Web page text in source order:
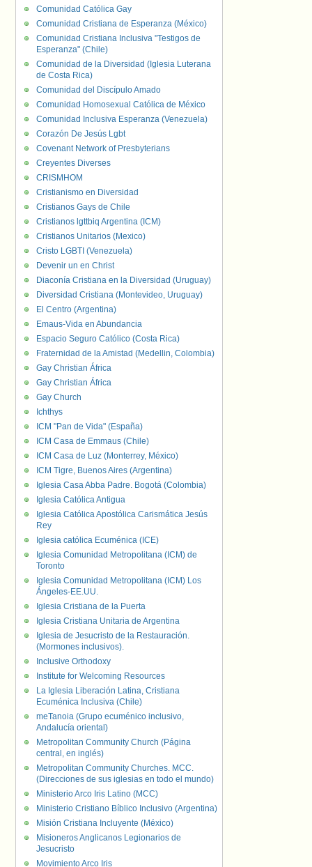
Comunidad Católica Gay
Comunidad Cristiana de Esperanza (México)
Comunidad Cristiana Inclusiva "Testigos de
Esperanza" (Chile)
Comunidad de la Diversidad (Iglesia Luterana
de Costa Rica)
Comunidad del Discípulo Amado
Comunidad Homosexual Católica de México
Comunidad Inclusiva Esperanza (Venezuela)
Corazón De Jesús Lgbt
Covenant Network of Presbyterians
Creyentes Diverses
CRISMHOM
Cristianismo en Diversidad
Cristianos Gays de Chile
Cristianos lgttbiq Argentina (ICM)
Cristianos Unitarios (Mexico)
Cristo LGBTI (Venezuela)
Devenir un en Christ
Diaconía Cristiana en la Diversidad (Uruguay)
Diversidad Cristiana (Montevideo, Uruguay)
El Centro (Argentina)
Emaus-Vida en Abundancia
Espacio Seguro Católico (Costa Rica)
Fraternidad de la Amistad (Medellin, Colombia)
Gay Christian África
Gay Christian África
Gay Church
Ichthys
ICM "Pan de Vida" (España)
ICM Casa de Emmaus (Chile)
ICM Casa de Luz (Monterrey, México)
ICM Tigre, Buenos Aires (Argentina)
Iglesia Casa Abba Padre. Bogotá (Colombia)
Iglesia Católica Antigua
Iglesia Católica Apostólica Carismática Jesús
Rey
Iglesia católica Ecuménica (ICE)
Iglesia Comunidad Metropolitana (ICM) de
Toronto
Iglesia Comunidad Metropolitana (ICM) Los
Ángeles-EE.UU.
Iglesia Cristiana de la Puerta
Iglesia Cristiana Unitaria de Argentina
Iglesia de Jesucristo de la Restauración.
(Mormones inclusivos).
Inclusive Orthodoxy
Institute for Welcoming Resources
La Iglesia Liberación Latina, Cristiana
Ecuménica Inclusiva (Chile)
meTanoia (Grupo ecuménico inclusivo,
Andalucía oriental)
Metropolitan Community Church (Página
central, en inglés)
Metropolitan Community Churches. MCC.
(Direcciones de sus iglesias en todo el mundo)
Ministerio Arco Iris Latino (MCC)
Ministerio Cristiano Bíblico Inclusivo (Argentina)
Misión Cristiana Incluyente (México)
Misioneros Anglicanos Legionarios de
Jesucristo
Movimiento Arco Iris